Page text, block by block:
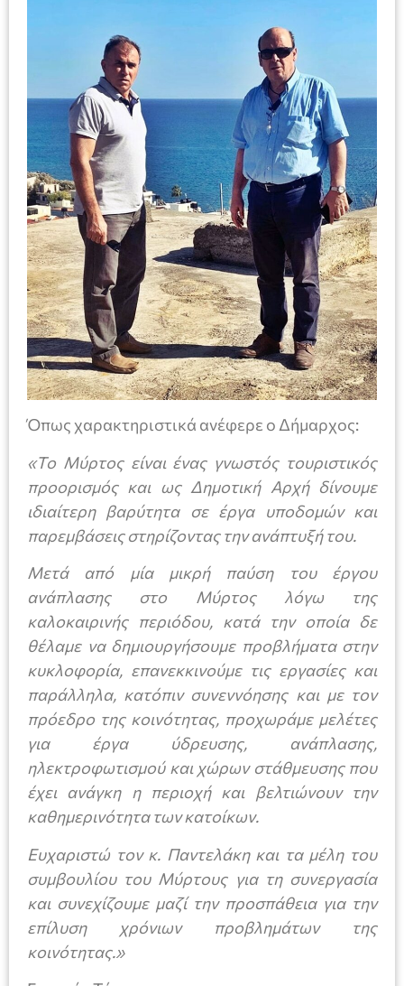
Όπως χαρακτηριστικά ανέφερε ο Δήμαρχος:
«Το Μύρτος είναι ένας γνωστός τουριστικός
προορισμός και ως Δημοτική Αρχή δίνουμε
ιδιαίτερη βαρύτητα σε έργα υποδομών και
παρεμβάσεις στηρίζοντας την ανάπτυξή του.
Μετά από μία μικρή παύση του έργου
ανάπλασης στο Μύρτος λόγω της
καλοκαιρινής περιόδου, κατά την οποία δε
θέλαμε να δημιουργήσουμε προβλήματα στην
κυκλοφορία, επανεκκινούμε τις εργασίες και
παράλληλα, κατόπιν συνεννόησης και με τον
πρόεδρο της κοινότητας, προχωράμε μελέτες
για έργα ύδρευσης, ανάπλασης,
ηλεκτροφωτισμού και χώρων στάθμευσης που
έχει ανάγκη η περιοχή και βελτιώνουν την
καθημερινότητα των κατοίκων.
Ευχαριστώ τον κ. Παντελάκη και τα μέλη του
συμβουλίου του Μύρτους για τη συνεργασία
και συνεχίζουμε μαζί την προσπάθεια για την
επίλυση χρόνιων προβλημάτων της
κοινότητας.»